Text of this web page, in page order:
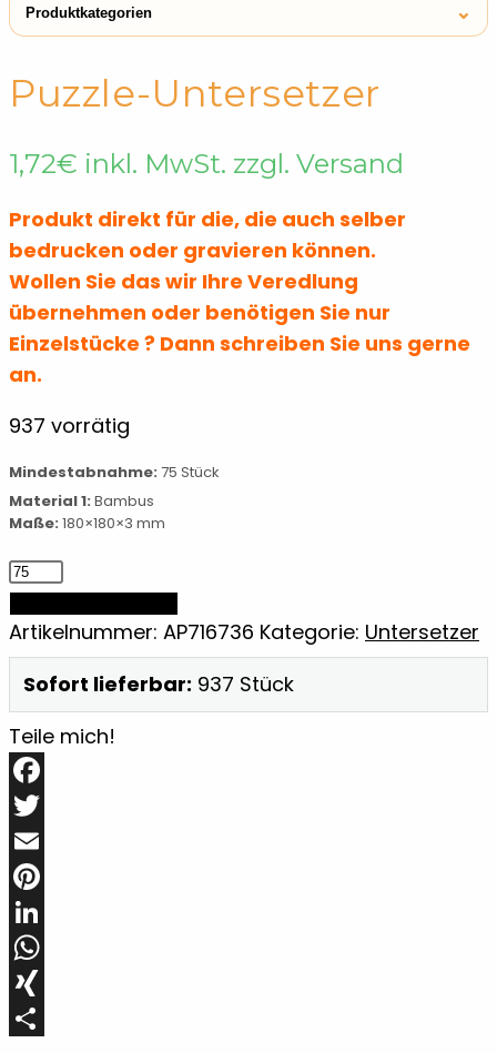
Produktkategorien ⌄
Puzzle-Untersetzer
1,72€ inkl. MwSt. zzgl. Versand
Produkt direkt für die, die auch selber
bedrucken oder gravieren können.
Wollen Sie das wir Ihre Veredlung
übernehmen oder benötigen Sie nur
Einzelstücke ? Dann schreiben Sie uns gerne
an.
937 vorrätig
Mindestabnahme: 75 Stück
Material 1: Bambus
Maße: 180×180×3 mm
Puzzle-
Untersetzer
Menge
Artikelnummer: AP716736 Kategorie: Untersetzer
Sofort lieferbar: 937 Stück
Teile mich!
Facebook
Twitter
Email
Pinterest
LinkedIn
WhatsApp
XING